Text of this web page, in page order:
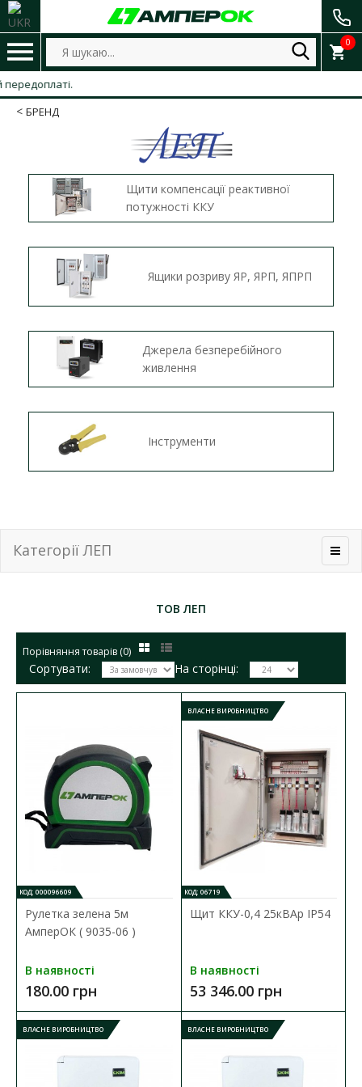
0
БРЕНД
Щити компенсації реактивної
потужності ККУ
Ящики розриву ЯР, ЯРП, ЯПРП
Джерела безперебійного
живлення
Інструменти
Категорії ЛЕП
ТОВ ЛЕП
Порівняння товарів (0)
Сортувати: На сторінці:
Наявність: В наявності
КОД: 000096609
Рулетка зелена 5м
АмперОК ( 9035-06 )
В наявності
180.00 грн
ВЛАСНЕ ВИРОБНИЦТВО
КОД: 06719
Щит ККУ-0,4 25кВАр ІР54
В наявності
53 346.00 грн
ВЛАСНЕ ВИРОБНИЦТВО ВЛАСНЕ ВИРОБНИЦТВО